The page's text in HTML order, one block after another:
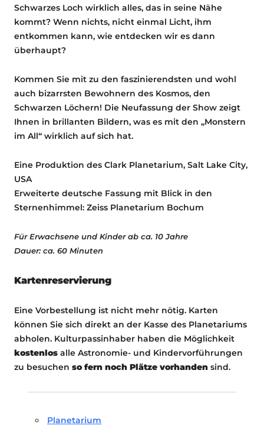
Schwarzes Loch wirklich alles, das in seine Nähe
kommt? Wenn nichts, nicht einmal Licht, ihm
entkommen kann, wie entdecken wir es dann
überhaupt?
Kommen Sie mit zu den faszinierendsten und wohl
auch bizarrsten Bewohnern des Kosmos, den
Schwarzen Löchern! Die Neufassung der Show zeigt
Ihnen in brillanten Bildern, was es mit den „Monstern
im All“ wirklich auf sich hat.
Eine Produktion des Clark Planetarium, Salt Lake City,
USA
Erweiterte deutsche Fassung mit Blick in den
Sternenhimmel: Zeiss Planetarium Bochum
Für Erwachsene und Kinder ab ca. 10 Jahre
Dauer: ca. 60 Minuten
Kartenreservierung
Eine Vorbestellung ist nicht mehr nötig. Karten
können Sie sich direkt an der Kasse des Planetariums
abholen. Kulturpassinhaber haben die Möglichkeit
kostenlos alle Astronomie- und Kindervorführungen
zu besuchen so fern noch Plätze vorhanden sind.
Planetarium